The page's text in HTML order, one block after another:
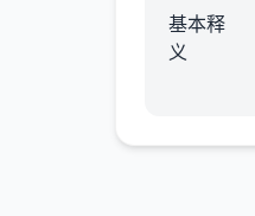
基本释
义